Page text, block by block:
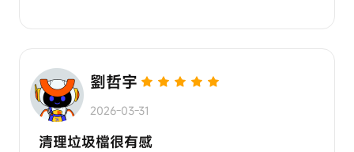
劉哲宇
2026-03-31
清理垃圾檔很有感